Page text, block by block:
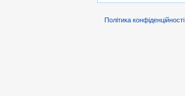
Політика конфіденційності